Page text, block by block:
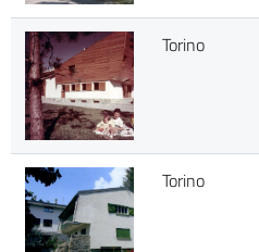
Torino
Torino